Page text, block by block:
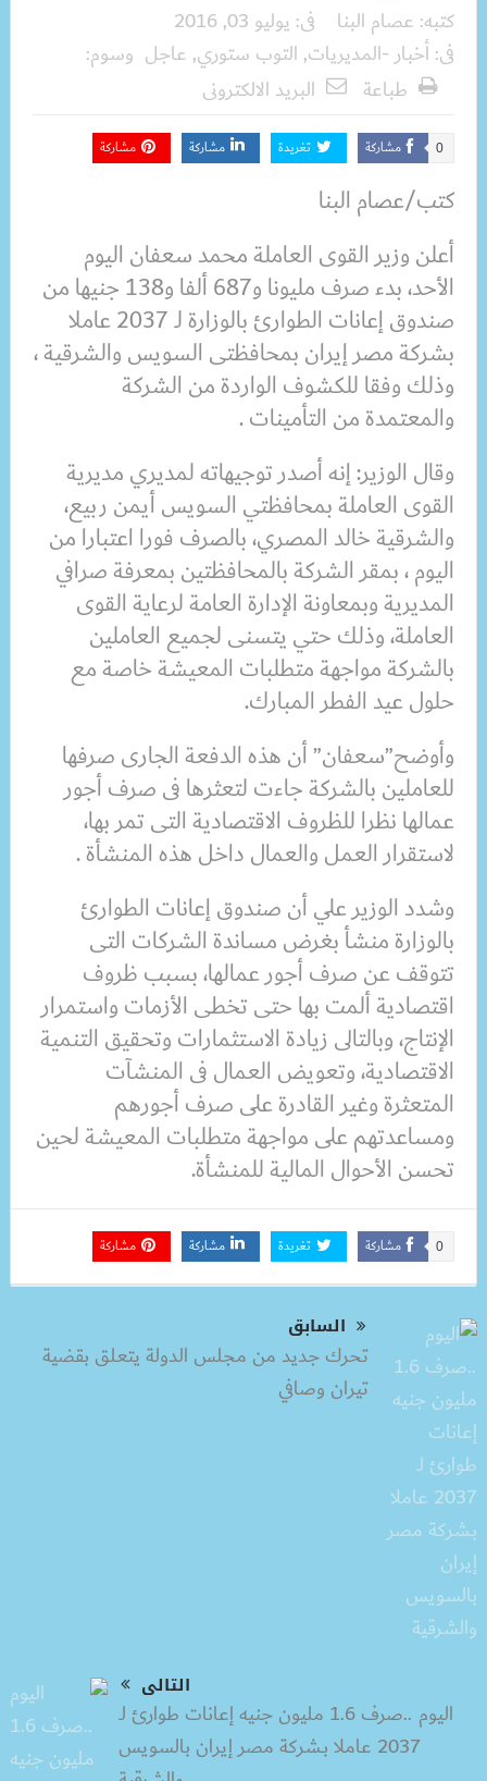
كتبه: عصام البنا فى: يوليو 03, 2016
فى:أخبار -المديريات, التوب ستوري, عاجل وسوم:
طباعة
البريد الالكترونى
مشاركة 0 تغريدة مشاركة مشاركة
كتب/عصام البنا
أعلن وزير القوى العاملة محمد سعفان اليوم
الأحد، بدء صرف مليونا و687 ألفا و138 جنيها من
صندوق إعانات الطوارئ بالوزارة لـ 2037 عاملا
بشركة مصر إيران بمحافظتى السويس والشرقية ،
وذلك وفقا للكشوف الواردة من الشركة
والمعتمدة من التأمينات .
وقال الوزير: إنه أصدر توجيهاته لمديري مديرية
القوى العاملة بمحافظتي السويس أيمن ربيع،
والشرقية خالد المصري، بالصرف فورا اعتبارا من
اليوم ، بمقر الشركة بالمحافظتين بمعرفة صرافي
المديرية وبمعاونة الإدارة العامة لرعاية القوى
العاملة، وذلك حتي يتسنى لجميع العاملين
بالشركة مواجهة متطلبات المعيشة خاصة مع
حلول عيد الفطر المبارك.
وأوضح”سعفان” أن هذه الدفعة الجارى صرفها
للعاملين بالشركة جاءت لتعثرها فى صرف أجور
عمالها نظرا للظروف الاقتصادية التى تمر بها،
لاستقرار العمل والعمال داخل هذه المنشأة .
وشدد الوزير علي أن صندوق إعانات الطوارئ
بالوزارة منشأ بغرض مساندة الشركات التى
تتوقف عن صرف أجور عمالها، بسبب ظروف
اقتصادية ألمت بها حتى تخطى الأزمات واستمرار
الإنتاج، وبالتالى زيادة الاستثمارات وتحقيق التنمية
الاقتصادية، وتعويض العمال فى المنشآت
المتعثرة وغير القادرة على صرف أجورهم
ومساعدتهم على مواجهة متطلبات المعيشة لحين
تحسن الأحوال المالية للمنشأة.
مشاركة 0 تغريدة مشاركة مشاركة
السابق
تحرك جديد من مجلس الدولة يتعلق بقضية
تيران وصافي
التالى
اليوم ..صرف 1.6 مليون جنيه إعانات طوارئ لـ
2037 عاملا بـشركة مصر إيران بالسويس